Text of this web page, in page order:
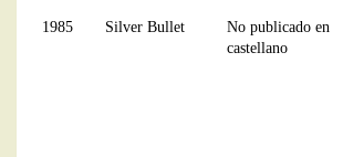
1985 Silver Bullet
No publicado en
castellano